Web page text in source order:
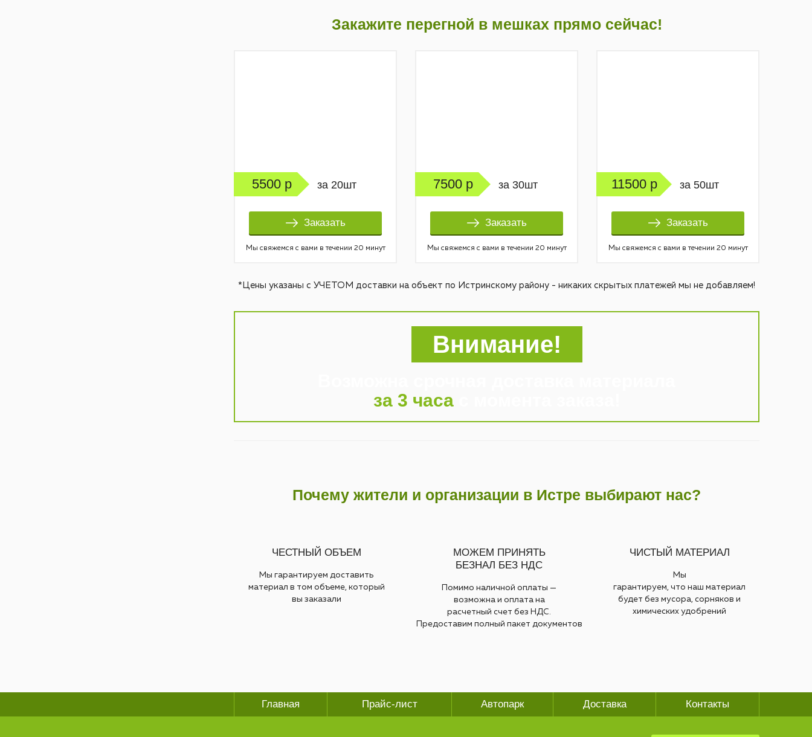
Закажите перегной в мешках прямо сейчас!
5500 р за 20шт
Заказать
Мы свяжемся с вами в течении 20 минут
7500 р за 30шт
Заказать
Мы свяжемся с вами в течении 20 минут
11500 р за 50шт
Заказать
Мы свяжемся с вами в течении 20 минут
*Цены указаны с УЧЕТОМ доставки на объект по Истринскому району - никаких скрытых платежей мы не добавляем!
Внимание!
за 3 часас момента заказа!
Почему жители и организации в Истре выбирают нас?
ЧЕСТНЫЙ ОБЪЕМ
Мы гарантируем доставить
материал в том объеме, который
вы заказали
МОЖЕМ ПРИНЯТЬ
БЕЗНАЛ БЕЗ НДС
Помимо наличной оплаты —
возможна и оплата на
расчетный счет без НДС.
Предоставим полный пакет документов
ЧИСТЫЙ МАТЕРИАЛ
Мы
гарантируем, что наш материал
будет без мусора, сорняков и
химических удобрений
Главная Прайс-лист Автопарк Доставка Контакты